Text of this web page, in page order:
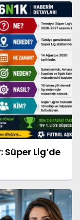
Süper Lig’de